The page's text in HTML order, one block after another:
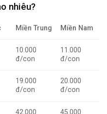
nhiêu?
Miền Trung Miền Nam
10.000
đ/con
11.000
đ/con
19.000
đ/con
20.000
đ/con
42.000
45.000